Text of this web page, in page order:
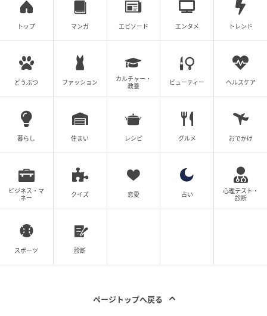
トップ マンガ エピソード エンタメ トレンド
どうぶつ ファッション
カルチャー・
教養
ビューティー ヘルスケア
暮らし 住まい レシピ グルメ おでかけ
ビジネス・マ
ネー
クイズ 恋愛 占い
心理テスト・
診断
スポーツ 診断
ページトップへ戻る